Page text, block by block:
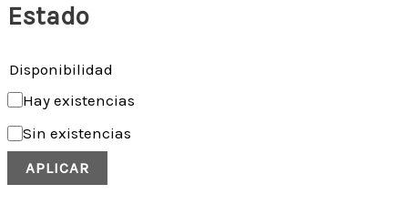
Estado
Disponibilidad
Hay existencias
Sin existencias
APLICAR